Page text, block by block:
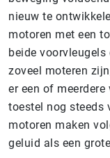
nieuw te
motoren met een
beide
zoveel moteren
er een of
toestel nog steeds
motoren maken
geluid als een